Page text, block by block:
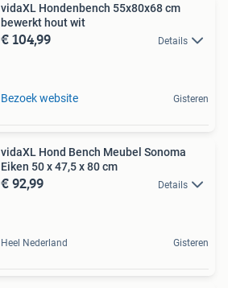
vidaXL Hondenbench 55x80x68 cm
bewerkt hout wit
€ 104,99 Details
Bezoek website Gisteren
vidaXL Hond Bench Meubel Sonoma
Eiken 50 x 47,5 x 80 cm
€ 92,99 Details
Heel Nederland Gisteren